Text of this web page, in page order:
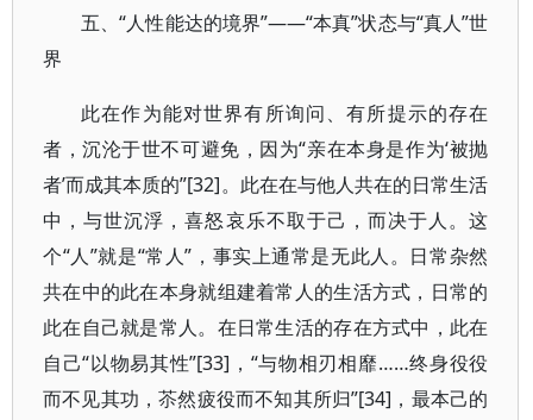
五、“人性能达的境界”——“本真”状态与“真人”世
界
此在作为能对世界有所询问、有所提示的存在
者，沉沦于世不可避免，因为“亲在本身是作为‘被抛
者’而成其本质的”[32]。此在在与他人共在的日常生活
中，与世沉浮，喜怒哀乐不取于己，而决于人。这
个“人”就是“常人”，事实上通常是无此人。日常杂然
共在中的此在本身就组建着常人的生活方式，日常的
此在自己就是常人。在日常生活的存在方式中，此在
自己“以物易其性”[33]，“与物相刃相靡……终身役役
而不见其功，苶然疲役而不知其所归”[34]，最本己的